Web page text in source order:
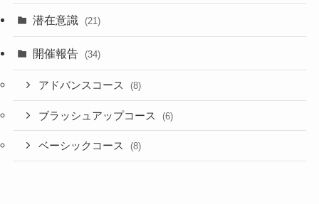
潜在意識 (21)
開催報告 (34)
アドバンスコース (8)
ブラッシュアップコース (6)
ベーシックコース (8)